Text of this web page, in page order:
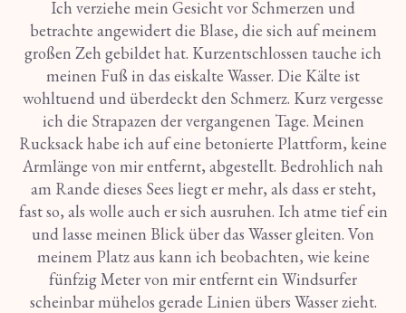
Ich verziehe mein Gesicht vor Schmerzen und
betrachte angewidert die Blase, die sich auf meinem
großen Zeh gebildet hat. Kurzentschlossen tauche ich
meinen Fuß in das eiskalte Wasser. Die Kälte ist
wohltuend und überdeckt den Schmerz. Kurz vergesse
ich die Strapazen der vergangenen Tage. Meinen
Rucksack habe ich auf eine betonierte Plattform, keine
Armlänge von mir entfernt, abgestellt. Bedrohlich nah
am Rande dieses Sees liegt er mehr, als dass er steht,
fast so, als wolle auch er sich ausruhen. Ich atme tief ein
und lasse meinen Blick über das Wasser gleiten. Von
meinem Platz aus kann ich beobachten, wie keine
fünfzig Meter von mir entfernt ein Windsurfer
scheinbar mühelos gerade Linien übers Wasser zieht.